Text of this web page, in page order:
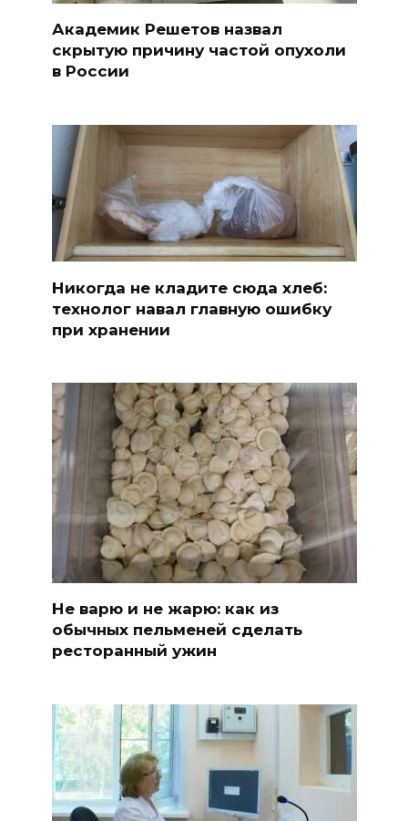
Академик Решетов назвал
скрытую причину частой опухоли
в России
Никогда не кладите сюда хлеб:
технолог навал главную ошибку
при хранении
Не варю и не жарю: как из
обычных пельменей сделать
ресторанный ужин